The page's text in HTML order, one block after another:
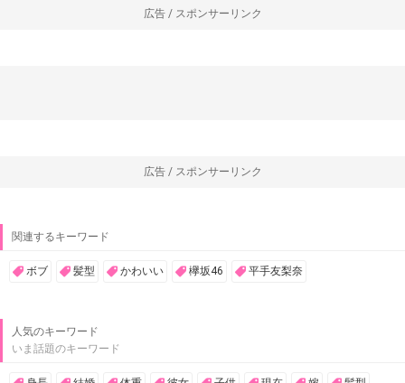
広告 / スポンサーリンク
広告 / スポンサーリンク
関連するキーワード
ボブ 髪型 かわいい 欅坂46 平手友梨奈
人気のキーワード
いま話題のキーワード